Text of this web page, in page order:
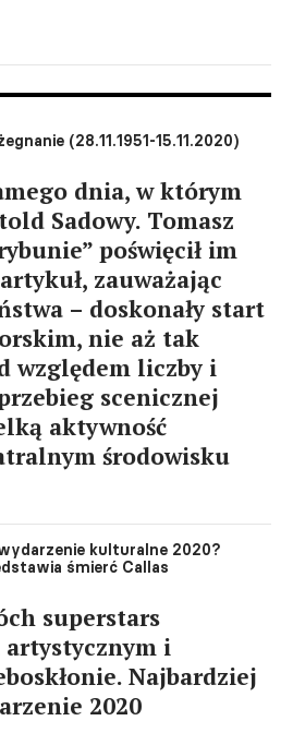
(28.11.1951-15.11.2020)
dnia, w którym
Sadowy. Tomasz
poświęcił im
zauważając
– doskonały start
nie aż tak
względem liczby i
scenicznej
aktywność
środowisku
kulturalne 2020?
śmierć Callas
superstars
artystycznym i
Najbardziej
2020